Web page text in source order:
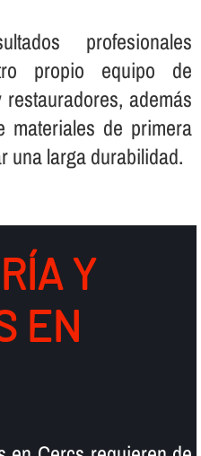
profesionales
propio equipo de
además
materiales de primera
una larga durabilidad.
Y
EN